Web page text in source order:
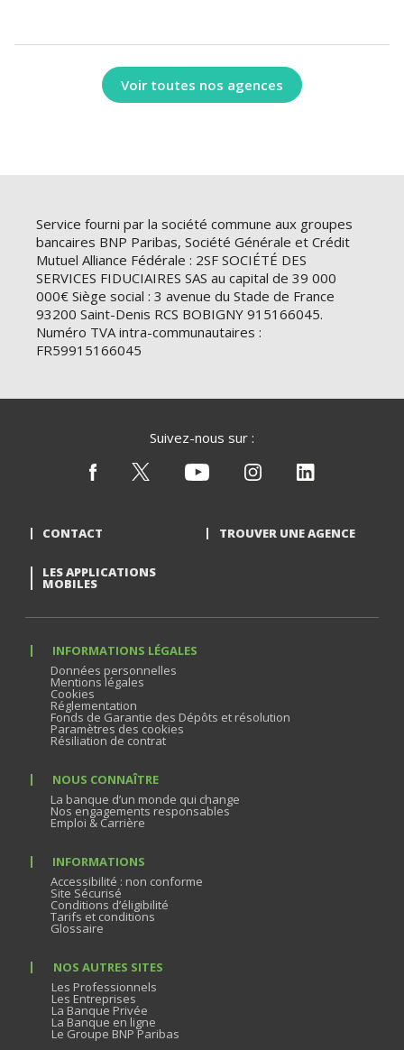
Voir toutes nos agences
Service fourni par la société commune aux groupes
bancaires BNP Paribas, Société Générale et Crédit
Mutuel Alliance Fédérale : 2SF SOCIÉTÉ DES
SERVICES FIDUCIAIRES SAS au capital de 39 000
000€ Siège social : 3 avenue du Stade de France
93200 Saint-Denis RCS BOBIGNY 915166045.
Numéro TVA intra-communautaires :
FR59915166045
Suivez-nous sur :
CONTACT TROUVER UNE AGENCE
LES APPLICATIONS
MOBILES
INFORMATIONS LÉGALES
Données personnelles
Mentions légales
Cookies
Réglementation
Fonds de Garantie des Dépôts et résolution
Paramètres des cookies
Résiliation de contrat
NOUS CONNAÎTRE
La banque d’un monde qui change
Nos engagements responsables
Emploi & Carrière
INFORMATIONS
Accessibilité : non conforme
Site Sécurisé
Conditions d’éligibilité
Tarifs et conditions
Glossaire
NOS AUTRES SITES
Les Professionnels
Les Entreprises
La Banque Privée
La Banque en ligne
Le Groupe BNP Paribas